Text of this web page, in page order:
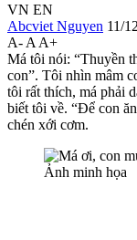
VN EN
Abcviet Nguyen 11/
A- A A+
Má tôi nói: “Thuyền
con”. Tôi nhìn mâm
tôi rất thích, má phải
biết tôi về. “Để con
chén xới cơm.
Ảnh minh họa